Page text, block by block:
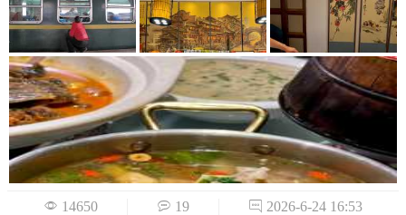
 14650  19  2026-6-24 16:53